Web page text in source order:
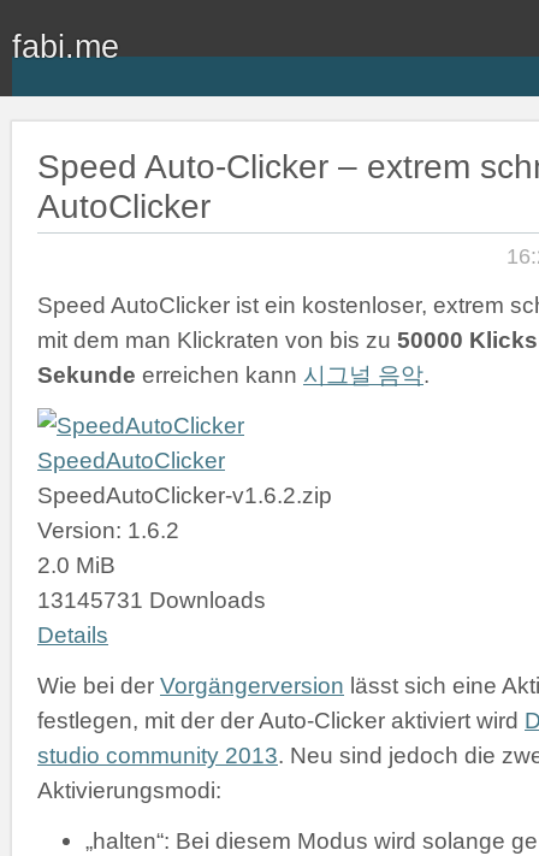
fabi.me
Speed Auto-Clicker – extrem
AutoClicker
Speed AutoClicker ist ein kostenloser, extrem
mit dem man Klickraten von bis zu 50000
Sekunde erreichen kann 시그널 음악.
SpeedAutoClicker
SpeedAutoClicker-v1.6.2.zip
Version: 1.6.2
2.0 MiB
13145731 Downloads
Details
Wie bei der Vorgängerversion lässt sich eine
festlegen, mit der der Auto-Clicker aktiviert wird
studio community 2013. Neu sind jedoch die
Aktivierungsmodi:
„halten“: Bei diesem Modus wird solange